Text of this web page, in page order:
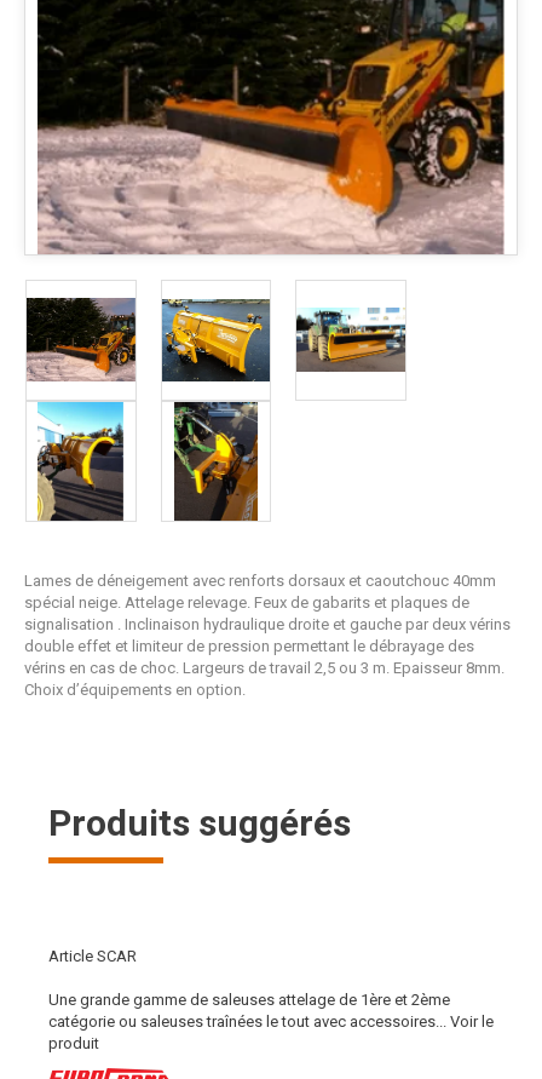
Lames de déneigement avec renforts dorsaux et caoutchouc 40mm
spécial neige. Attelage relevage. Feux de gabarits et plaques de
signalisation . Inclinaison hydraulique droite et gauche par deux vérins
double effet et limiteur de pression permettant le débrayage des
vérins en cas de choc. Largeurs de travail 2,5 ou 3 m. Epaisseur 8mm.
Choix d’équipements en option.
Produits suggérés
Article SCAR
Une grande gamme de saleuses attelage de 1ère et 2ème
catégorie ou saleuses traînées le tout avec accessoires...
Voir le
produit